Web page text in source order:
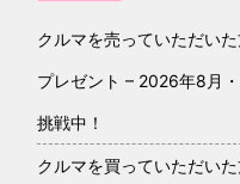
クルマを売っていただい
プレゼント – 2026年8月
挑戦中！
クルマを買っていただい